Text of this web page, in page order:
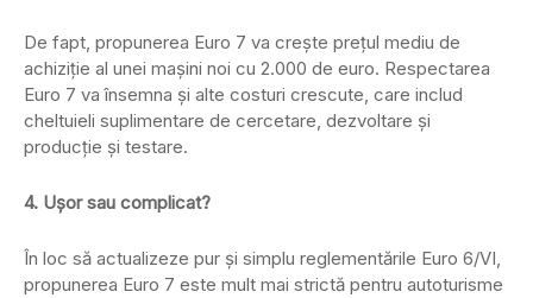
De fapt, propunerea Euro 7 va crește prețul mediu de
achiziție al unei mașini noi cu 2.000 de euro. Respectarea
Euro 7 va însemna și alte costuri crescute, care includ
cheltuieli suplimentare de cercetare, dezvoltare și
producție și testare.
4. Ușor sau complicat?
În loc să actualizeze pur și simplu reglementările Euro 6/VI,
propunerea Euro 7 este mult mai strictă pentru autoturisme